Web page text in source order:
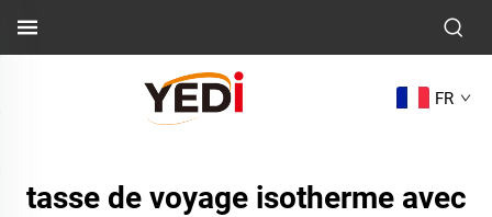
FR
tasse de voyage isotherme avec